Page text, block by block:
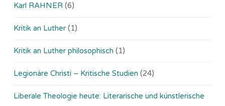
Karl RAHNER (6)
Kritik an Luther (1)
Kritik an Luther philosophisch (1)
Legionäre Christi – Kritische Studien (24)
Liberale Theologie heute: Literarische und künstlerische